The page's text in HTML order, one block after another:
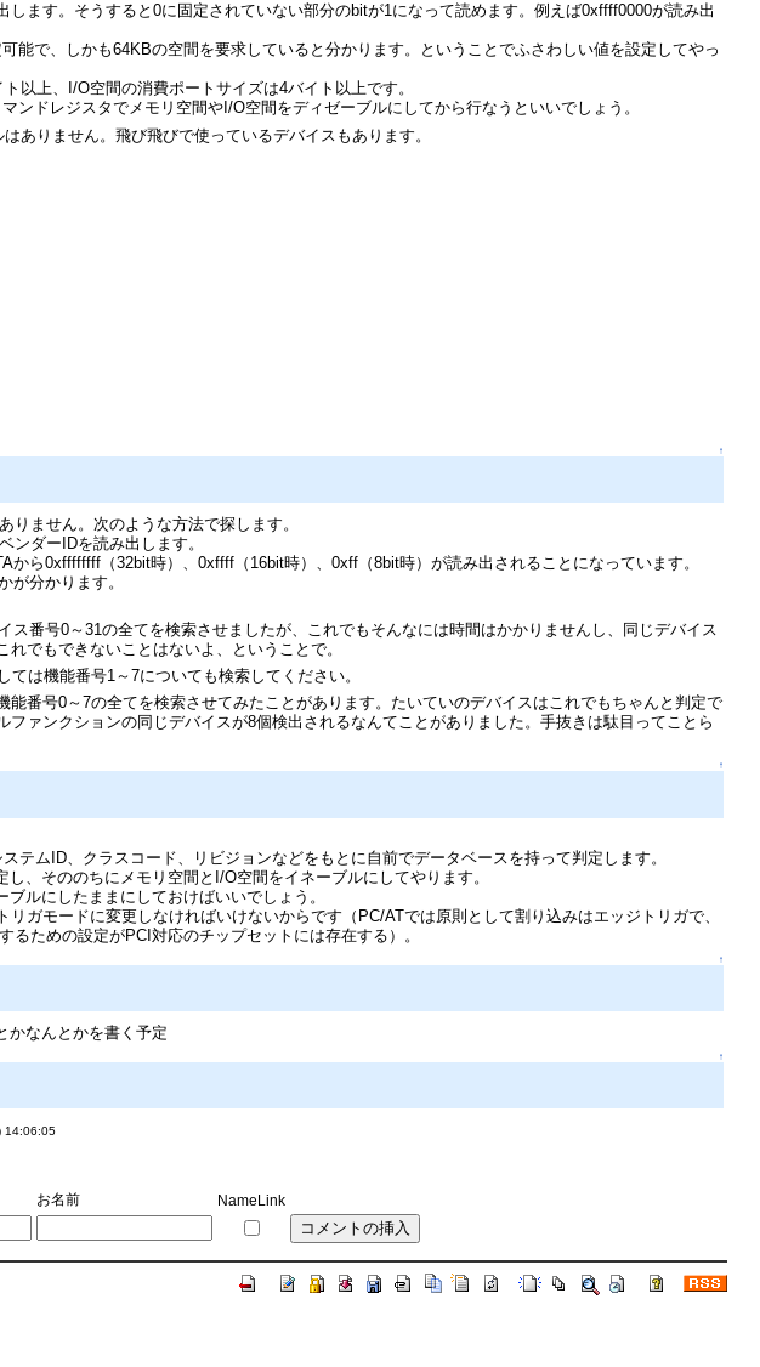
ます。そうすると0に固定されていない部分のbitが1になって読めます。例えば0xffff0000が読み出
能で、しかも64KBの空間を要求していると分かります。ということでふさわしい値を設定してやっ
以上、I/O空間の消費ポートサイズは4バイト以上です。
ドレジスタでメモリ空間やI/O空間をディゼーブルにしてから行なうといいでしょう。
ありません。飛び飛びで使っているデバイスもあります。
↑
ません。次のような方法で探します。
ンダーIDを読み出します。
ら0xffffffff（32bit時）、0xffff（16bit時）、0xff（8bit時）が読み出されることになっています。
が分かります。
番号0～31の全てを検索させましたが、これでもそんなには時間はかかりませんし、同じデバイス
でもできないことはないよ、ということで。
は機能番号1～7についても検索してください。
番号0～7の全てを検索させてみたことがあります。たいていのデバイスはこれでもちゃんと判定で
ァンクションの同じデバイスが8個検出されるなんてことがありました。手抜きは駄目ってことら
↑
ムID、クラスコード、リビジョンなどをもとに自前でデータベースを持って判定します。
、そののちにメモリ空間とI/O空間をイネーブルにしてやります。
ルにしたままにしておけばいいでしょう。
ガモードに変更しなければいけないからです（PC/ATでは原則として割り込みはエッジトリガで、
ための設定がPCI対応のチップセットには存在する）。
↑
かなんとかを書く予定
↑
14:06:05
お名前 NameLink